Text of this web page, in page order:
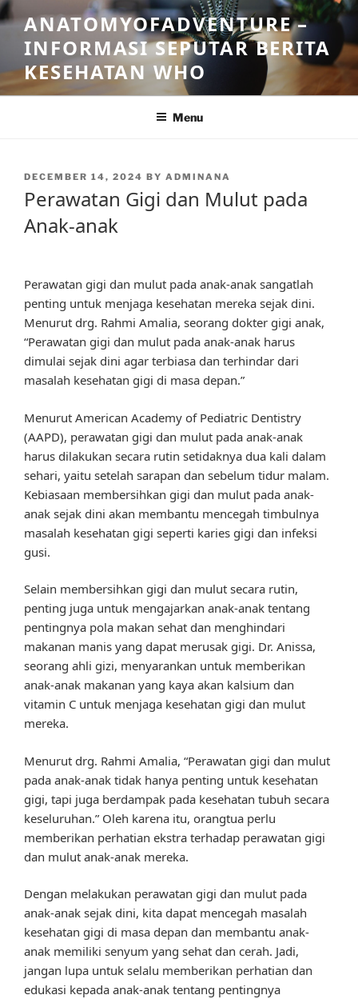
Skip
to
content
ANATOMYOFADVENTURE –
INFORMASI SEPUTAR BERITA
KESEHATAN WHO
Menu
POSTED
DECEMBER 14, 2024 BY ADMINANA
Perawatan Gigi dan Mulut pada
Anak-anak
Perawatan gigi dan mulut pada anak-anak sangatlah
penting untuk menjaga kesehatan mereka sejak dini.
Menurut drg. Rahmi Amalia, seorang dokter gigi anak,
“Perawatan gigi dan mulut pada anak-anak harus
dimulai sejak dini agar terbiasa dan terhindar dari
masalah kesehatan gigi di masa depan.”
Menurut American Academy of Pediatric Dentistry
(AAPD), perawatan gigi dan mulut pada anak-anak
harus dilakukan secara rutin setidaknya dua kali dalam
sehari, yaitu setelah sarapan dan sebelum tidur malam.
Kebiasaan membersihkan gigi dan mulut pada anak-
anak sejak dini akan membantu mencegah timbulnya
masalah kesehatan gigi seperti karies gigi dan infeksi
gusi.
Selain membersihkan gigi dan mulut secara rutin,
penting juga untuk mengajarkan anak-anak tentang
pentingnya pola makan sehat dan menghindari
makanan manis yang dapat merusak gigi. Dr. Anissa,
seorang ahli gizi, menyarankan untuk memberikan
anak-anak makanan yang kaya akan kalsium dan
vitamin C untuk menjaga kesehatan gigi dan mulut
mereka.
Menurut drg. Rahmi Amalia, “Perawatan gigi dan mulut
pada anak-anak tidak hanya penting untuk kesehatan
gigi, tapi juga berdampak pada kesehatan tubuh secara
keseluruhan.” Oleh karena itu, orangtua perlu
memberikan perhatian ekstra terhadap perawatan gigi
dan mulut anak-anak mereka.
Dengan melakukan perawatan gigi dan mulut pada
anak-anak sejak dini, kita dapat mencegah masalah
kesehatan gigi di masa depan dan membantu anak-
anak memiliki senyum yang sehat dan cerah. Jadi,
jangan lupa untuk selalu memberikan perhatian dan
edukasi kepada anak-anak tentang pentingnya